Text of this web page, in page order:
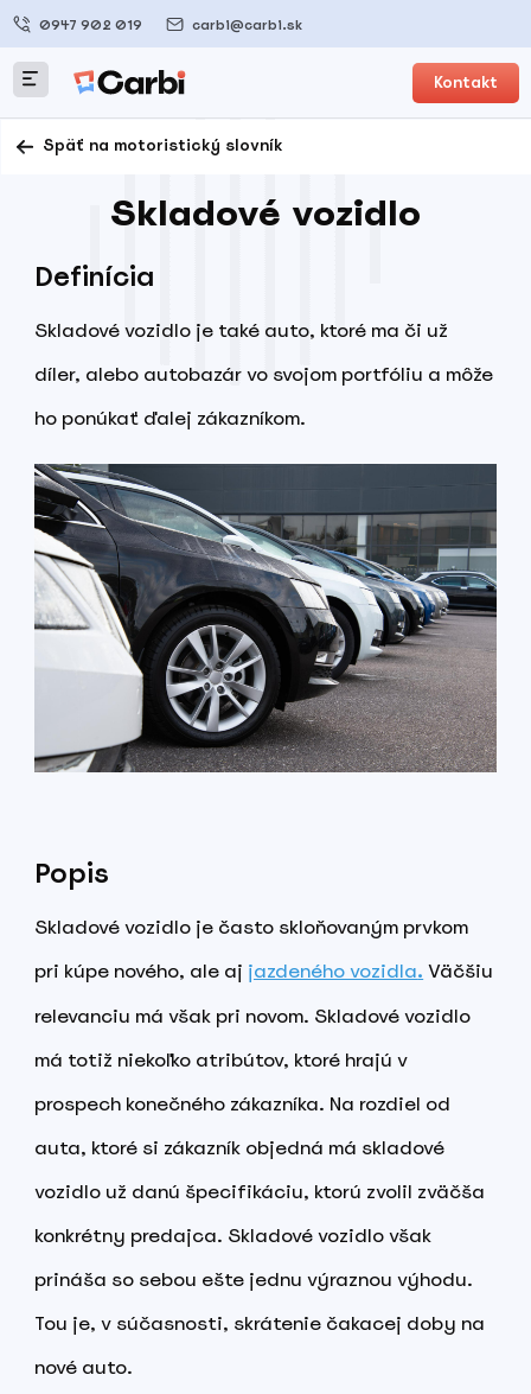
0947 902 019 carbi@carbi.sk
Kontakt
Späť na motoristický slovník
Skladové vozidlo
Definícia
Skladové vozidlo je také auto, ktoré ma či už
díler, alebo autobazár vo svojom portfóliu a môže
ho ponúkať ďalej zákazníkom.
Popis
Skladové vozidlo je často skloňovaným prvkom
pri kúpe nového, ale aj jazdeného vozidla. Väčšiu
relevanciu má však pri novom. Skladové vozidlo
má totiž niekoľko atribútov, ktoré hrajú v
prospech konečného zákazníka. Na rozdiel od
auta, ktoré si zákazník objedná má skladové
vozidlo už danú špecifikáciu, ktorú zvolil zväčša
konkrétny predajca. Skladové vozidlo však
prináša so sebou ešte jednu výraznou výhodu.
Tou je, v súčasnosti, skrátenie čakacej doby na
nové auto.